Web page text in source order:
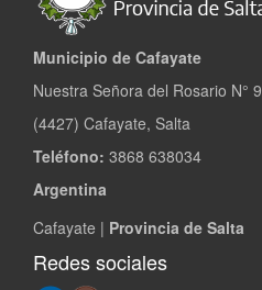
Municipio de Cafayate
Nuestra Señora del Rosario N° 9
(4427) Cafayate, Salta
Teléfono: 3868 638034
Argentina
Cafayate | Provincia de Salta
Redes sociales